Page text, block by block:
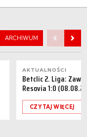
ARCHIWUM
AKTUALNOŚCI
Betclic 2. Liga:
Resovia 1:0
CZYTAJ WIĘCEJ